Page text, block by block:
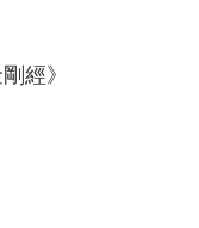
經》